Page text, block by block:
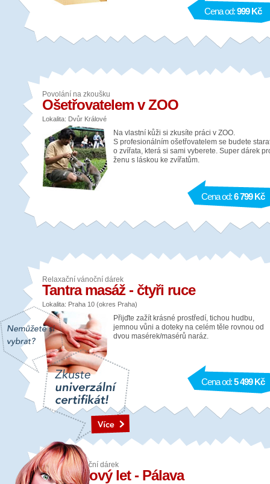
Cena od:999 Kč
Povolání na zkoušku
Ošetřovatelem v ZOO
Lokalita: Dvůr Králové
Na vlastní kůži si zkusíte práci v ZOO.
S profesionálním ošetřovatelem se budete
o zvířata, která si sami vyberete. Super dárek
ženu s láskou ke zvířatům.
Cena od:6 799 Kč
Relaxační vánoční dárek
Tantra masáž - čtyři ruce
Lokalita: Praha 10 (okres Praha)
Přijďte zažít krásné prostředí, tichou hudbu,
jemnou vůni a doteky na celém těle rovnou od
dvou masérek/masérů naráz.
Cena od:5 499 Kč
Vzdušný vánoční dárek
Vyhlídkový let - Pálava